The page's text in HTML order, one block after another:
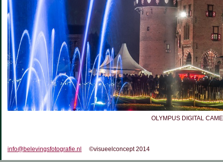
OLYMPUS DIGITAL
info@belevingsfotografie.nl ©visueelconcept 2014